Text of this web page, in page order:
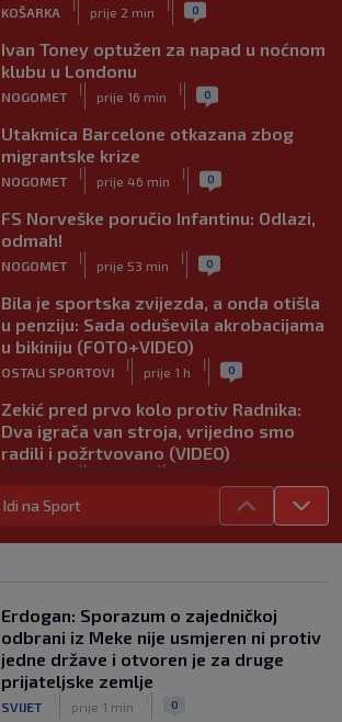
KOŠARKA
|
prije 2 min
| 0
Ivan Toney optužen za napad u noćnom
klubu u Londonu
NOGOMET
|
prije 16 min
| 0
Utakmica Barcelone otkazana zbog
migrantske krize
NOGOMET
|
prije 46 min
| 0
FS Norveške poručio Infantinu: Odlazi,
odmah!
NOGOMET
|
prije 53 min
| 0
Bila je sportska zvijezda, a onda otišla
u penziju: Sada oduševila akrobacijama
u bikiniju (FOTO+VIDEO)
OSTALI SPORTOVI
|
prije 1 h
| 0
Zekić pred prvo kolo protiv Radnika:
Dva igrača van stroja, vrijedno smo
radili i požrtvovano (VIDEO)
| |
Tužna priča legende: Nekada je igrao na
Srđan Mandić prozvao Adnana
Džemidžića: Molio sam te da ne
zatvarate Koševo, smiješ li inspekciju
poslati Borcu?
NOGOMET
|
prije 5 h
Idi na Sport
Erdogan: Sporazum o zajedničkoj
odbrani iz Meke nije usmjeren ni protiv
jedne države i otvoren je za druge
prijateljske zemlje
SVIJET prije 1 min 0